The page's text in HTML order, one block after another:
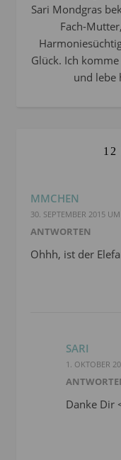
Sari Mondgras
Fach-
Glück. Ich
und lebe
12
MMCHEN
30. SEPTEMBER 2015
ANTWORTEN
Ohhh, ist der
SARI
1. OKTOBER
Danke Dir